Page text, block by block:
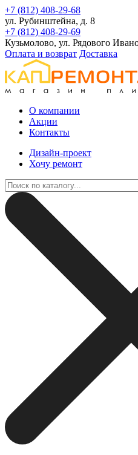
+7 (812) 408-29-68
ул. Рубинштейна, д. 8
+7 (812) 408-29-69
Кузьмолово, ул. Рядового
Оплата и возврат Доставка
О компании
Акции
Контакты
Дизайн-проект
Хочу ремонт